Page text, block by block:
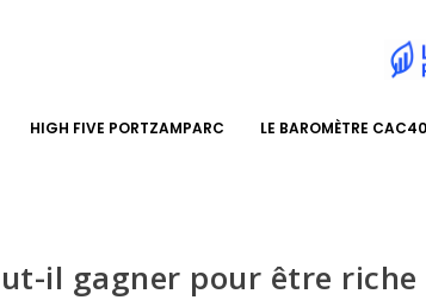
HIGH FIVE PORTZAMPARC LE BAROMÈTRE CAC40
il gagner pour être riche